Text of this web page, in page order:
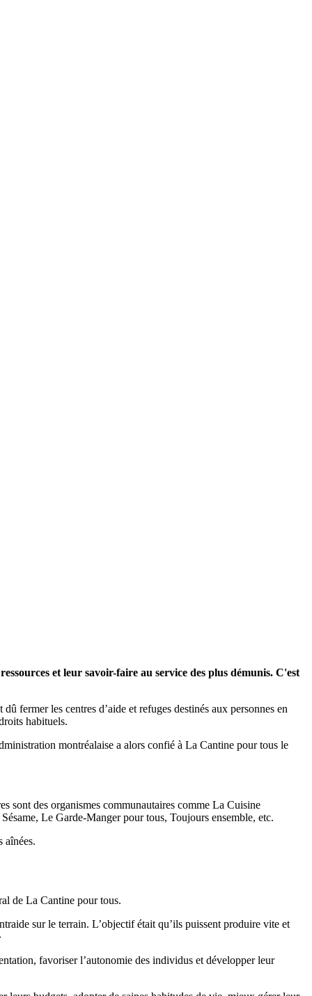
et leur savoir-faire au service des plus démunis. C'est
fermer les centres d’aide et refuges destinés aux personnes en
habituels.
montréalaise a alors confié à La Cantine pour tous le
sont des organismes communautaires comme La Cuisine
Le Garde-Manger pour tous, Toujours ensemble, etc.
aînées.
de La Cantine pour tous.
sur le terrain. L’objectif était qu’ils puissent produire vite et
favoriser l’autonomie des individus et développer leur